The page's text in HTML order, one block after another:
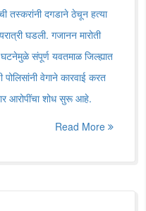
तस्करांनी दगडाने ठेचून हत्या
घडली. गजानन मारोती
संपूर्ण यवतमाळ जिल्ह्यात
वेगाने कारवाई करत
आरोपींचा शोध सुरू आहे.
Read More